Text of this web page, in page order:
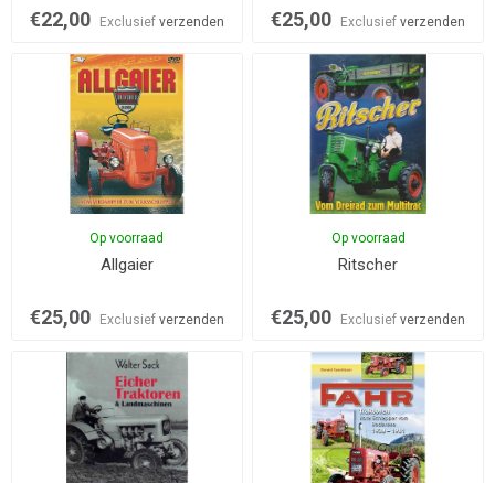
€22,00 Exclusief verzenden €25,00 Exclusiefverzenden
Op voorraad
Allgaier
€25,00 Exclusief verzenden
Op voorraad
Ritscher
€25,00 Exclusiefverzenden